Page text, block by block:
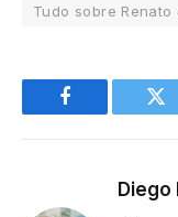
Tudo sobre
Facebook
Diego